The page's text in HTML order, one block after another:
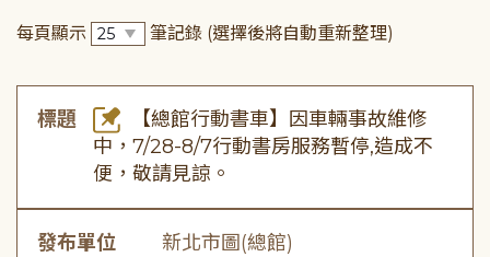
每頁顯示 筆記錄 (選擇後將自動重新整理)
標題
【總館行動書車】因車輛事故維修
中，7/28-8/7行動書房服務暫停,造成不
便，敬請見諒。
發布單位 新北市圖(總館)